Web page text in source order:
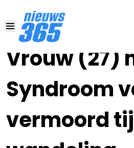
Vrouw (27)
Syndroom
vermoord
24 SEP 2021, 21:00